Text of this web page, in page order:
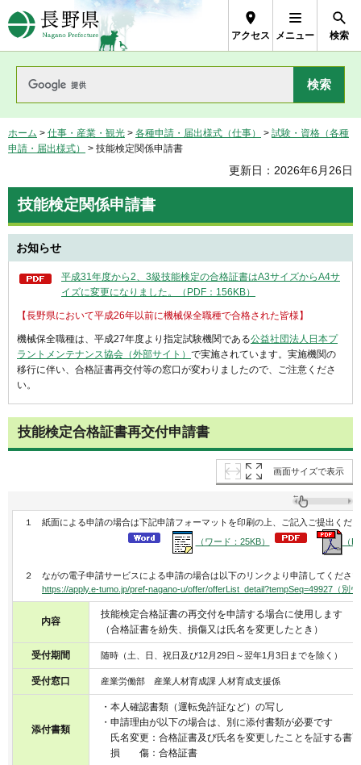
長野県Nagano Prefecture
アクセス メニュー 検索
ホーム > 仕事・産業・観光 > 各種申請・届出様式（仕事） > 試験・資格（各種
申請・届出様式）
> 技能検定関係申請書
更新日：2026年6月26日
技能検定関係申請書
お知らせ
平成31年度から2、3級技能検定の合格証書はA3サイズからA4サ
イズに変更になりました。（PDF：156KB）
【長野県において平成26年以前に機械保全職種で合格された皆様】
機械保全職種は、平成27年度より指定試験機関である公益社団法人日本プ
ラントメンテナンス協会（外部サイト） で実施されています。実施機関の
移行に伴い、合格証書再交付等の窓口が変わりましたので、ご注意くださ
い。
技能検定合格証書再交付申請書
画面サイズで表示
１ 紙面による申請の場合は下記申請フォーマットを印刷の上、ご記入ご提出くだ
（ワード：25KB）
（
２ ながの電子申請サービスによる申請の場合は以下のリンクより申請してください
https://apply.e-tumo.jp/pref-nagano-u/offer/offerList_detail?tempSeq=49927（別
内容
技能検定合格証書の再交付を申請する場合に使用します
（合格証書を紛失、損傷又は氏名を変更したとき）
受付期間 随時（土、日、祝日及び12月29日～翌年1月3日までを除く）
受付窓口 産業労働部 産業人材育成課 人材育成支援係
添付書類
・本人確認書類（運転免許証など）の写し
・申請理由が以下の場合は、別に添付書類が必要です
氏名変更：合格証書及び氏名を変更したことを証する書
損 傷：合格証書